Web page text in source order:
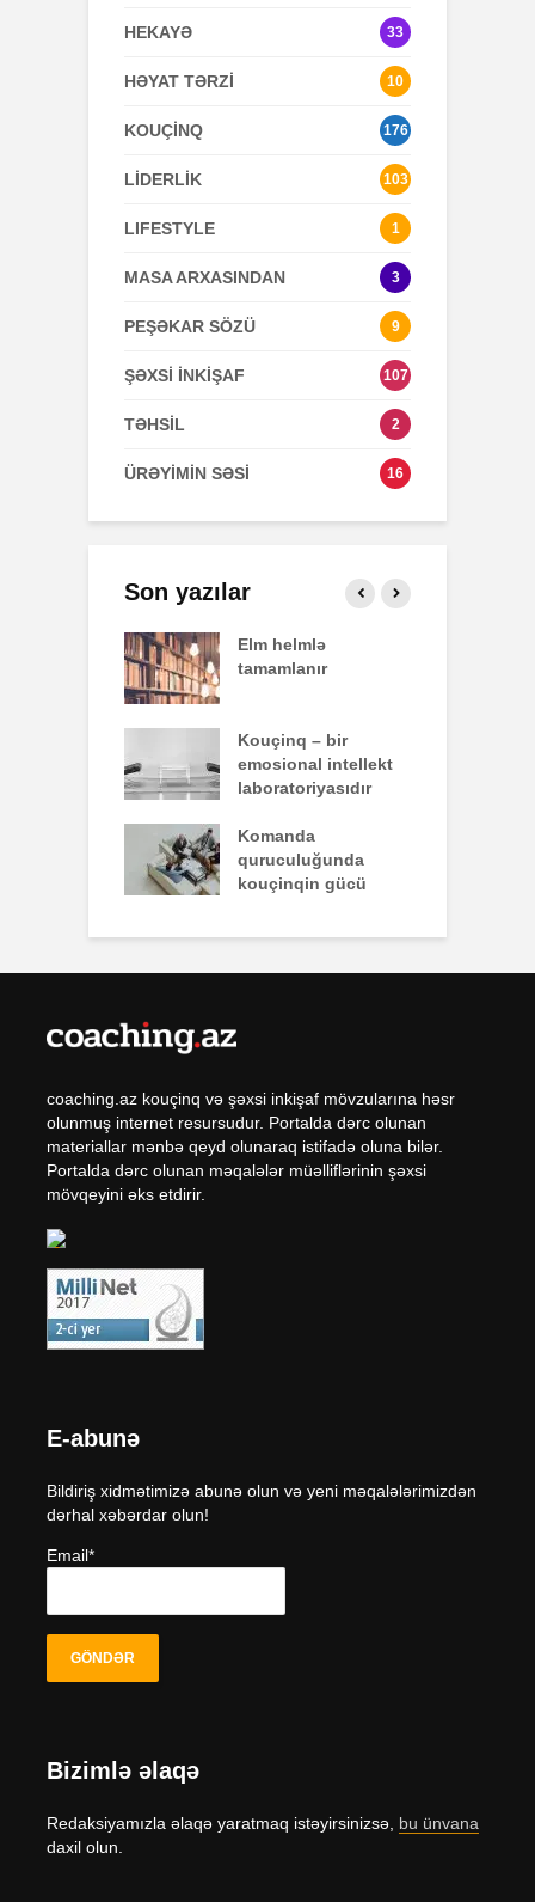
HEKAYƏ 33
HƏYAT TƏRZİ 10
KOUÇİNQ 176
LİDERLİK 103
LIFESTYLE 1
MASA ARXASINDAN 3
PEŞƏKAR SÖZÜ 9
ŞƏXSİ İNKİŞAF 107
TƏHSİL 2
ÜRƏYİMİN SƏSİ 16
Son yazılar
Elm helmlə
tamamlanır
Kouçinq – bir
emosional intellekt
laboratoriyasıdır
Komanda
quruculuğunda
kouçinqin gücü
coaching.az kouçinq və şəxsi inkişaf mövzularına həsr
olunmuş internet resursudur. Portalda dərc olunan
materiallar mənbə qeyd olunaraq istifadə oluna bilər.
Portalda dərc olunan məqalələr müəlliflərinin şəxsi
mövqeyini əks etdirir.
E-abunə
Bildiriş xidmətimizə abunə olun və yeni məqalələrimizdən
dərhal xəbərdar olun!
Email*
Bizimlə əlaqə
Redaksiyamızla əlaqə yaratmaq istəyirsinizsə, bu ünvana
daxil olun.